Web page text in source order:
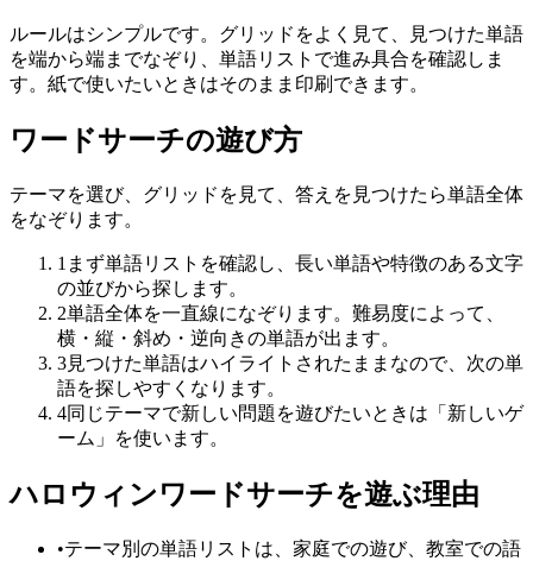
ルールはシンプルです。グリッドをよく見て、見つけた単語
を端から端までなぞり、単語リストで進み具合を確認しま
す。紙で使いたいときはそのまま印刷できます。
ワードサーチの遊び方
テーマを選び、グリッドを見て、答えを見つけたら単語全体
をなぞります。
1 まず単語リストを確認し、長い単語や特徴のある文字
の並びから探します。
2単語全体を一直線になぞります。難易度によって、
横・縦・斜め・逆向きの単語が出ます。
3見つけた単語はハイライトされたままなので、次の単
語を探しやすくなります。
4同じテーマで新しい問題を遊びたいときは「新しいゲ
ーム」を使います。
ハロウィンワードサーチを遊ぶ理由
•テーマ別の単語リストは、家庭での遊び、教室での語